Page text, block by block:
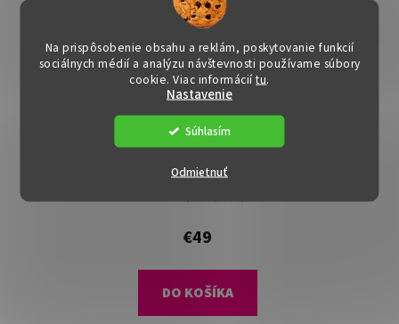
Na prispôsobenie obsahu a reklám, poskytovanie funkcií
sociálnych médií a analýzu návštevnosti používame súbory
cookie. Viac informáciítu.
Nastavenie
Odmietnuť
Súhlasím
Jedálenská stolička -
TAMORA, Čierna
€49
DO KOŠÍKA